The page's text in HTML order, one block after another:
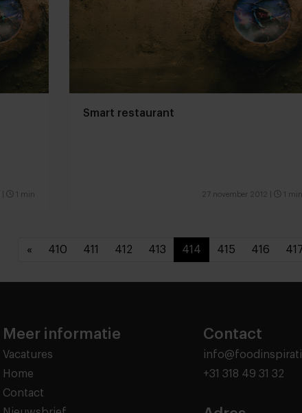
1 min
Smart restaurant
27 november 2012 1 min
« 410 411 412 413 414 415 416
Meer informatie
Vacatures
Home
Contact
Contact
+31 318 49 31 32